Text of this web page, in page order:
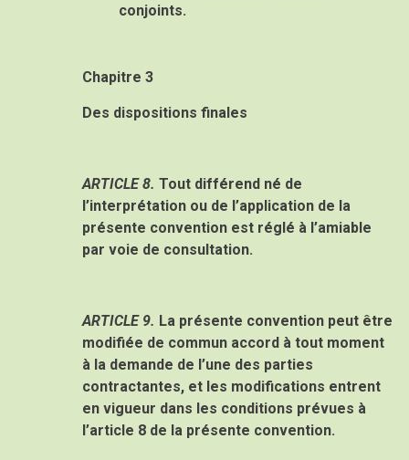
conjoints.
Chapitre 3
Des dispositions finales
ARTICLE 8. Tout différend né de
l’interprétation ou de l’application de la
présente convention est réglé à l’amiable
par voie de consultation.
ARTICLE 9. La présente convention peut être
modifiée de commun accord à tout moment
à la demande de l’une des parties
contractantes, et les modifications entrent
en vigueur dans les conditions prévues à
l’article 8 de la présente convention.